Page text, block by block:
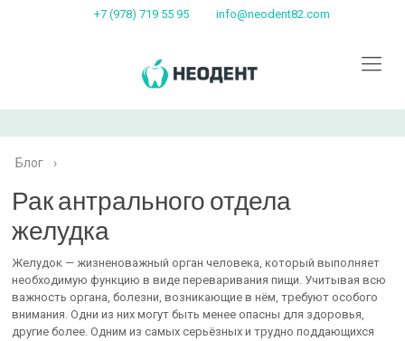
+7 (978) 719 55 95 info@neodent82.com
Блог ›
Рак антрального отдела
желудка
Желудок — жизненоважный орган человека, который выполняет
необходимую функцию в виде переваривания пищи. Учитывая всю
важность органа, болезни, возникающие в нём, требуют особого
внимания. Одни из них могут быть менее опасны для здоровья,
другие более. Одним из самых серьёзных и трудно поддающихся